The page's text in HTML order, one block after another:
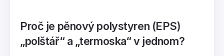
Proč je pěnový polystyren (EPS)
„polštář“ a „termoska“ v jednom?